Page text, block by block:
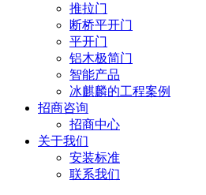
推拉门
断桥平开门
平开门
铝木极简门
智能产品
冰麒麟的工程案例
招商咨询
招商中心
关于我们
安装标准
联系我们